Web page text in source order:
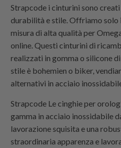
Strapcode i cinturini sono
durabilità e stile. Offriamo solo
misura di alta qualità per
online. Questi cinturini di
realizzati in gomma o silicone
stile è bohemien o biker,
alternativi in acciaio
Strapcode Le cinghie per
gamma in acciaio inossidabile
lavorazione squisita e una
straordinaria apparenza e